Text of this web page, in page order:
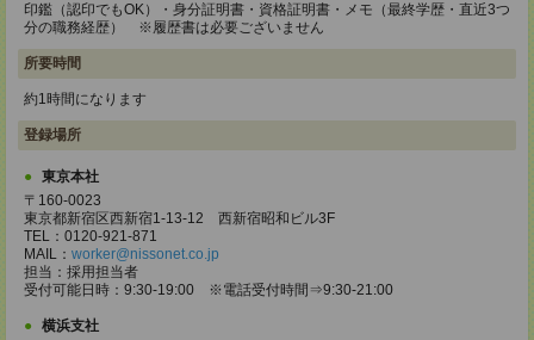
印鑑（認印でもOK）・身分証明書・資格証明書・メモ（最終学歴・直近3つ
分の職務経歴） ※履歴書は必要ございません
所要時間
約1時間になります
登録場所
東京本社
〒160-0023
東京都新宿区西新宿1-13-12 西新宿昭和ビル3F
TEL：0120-921-871
MAIL： worker@nissonet.co.jp
担当：採用担当者
受付可能日時：9:30-19:00 ※電話受付時間⇒9:30-21:00
横浜支社